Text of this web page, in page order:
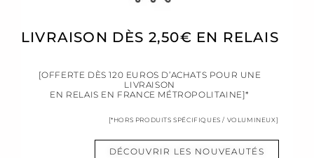
LIVRAISON DÈS 2,50€ EN RELAIS
[OFFERTE DÈS 120 EUROS D’ACHATS POUR UNE
LIVRAISON
EN RELAIS EN FRANCE MÉTROPOLITAINE]*
[*HORS PRODUITS SPÉCIFIQUES / VOLUMINEUX]
DÉCOUVRIR LES NOUVEAUTÉS